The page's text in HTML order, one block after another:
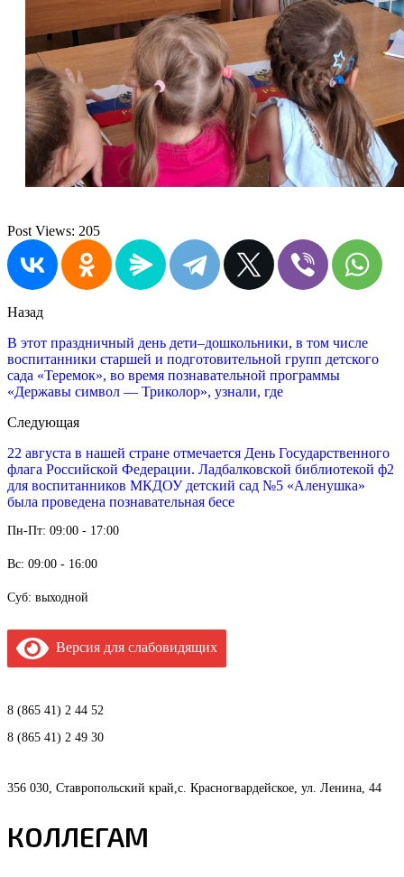
Post Views: 205
Назад
В этот праздничный день дети–дошкольники, в том числе
воспитанники старшей и подготовительной групп детского
сада «Теремок», во время познавательной программы
«Державы символ — Триколор», узнали, где
Следующая
22 августа в нашей стране отмечается День Государственного
флага Российской Федерации. Ладбалковской библиотекой ф2
для воспитанников МКДОУ детский сад №5 «Аленушка»
была проведена познавательная бесе
Пн-Пт: 09:00 - 17:00
Вс: 09:00 - 16:00
Суб: выходной
Версия для слабовидящих
8 (865 41) 2 44 52
8 (865 41) 2 49 30
356 030, Ставропольский край,с. Красногвардейское, ул. Ленина, 44
КОЛЛЕГАМ